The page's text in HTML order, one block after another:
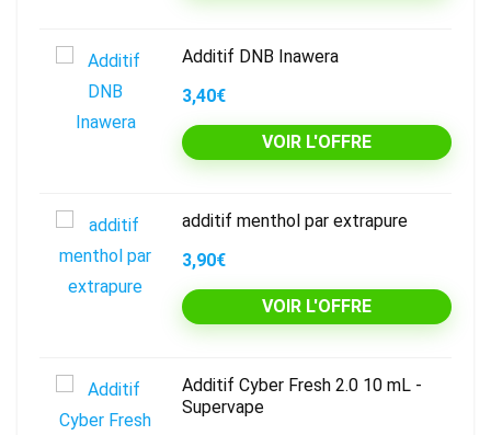
Additif DNB Inawera
3,40€
VOIR L'OFFRE
additif menthol par extrapure
3,90€
VOIR L'OFFRE
Additif Cyber Fresh 2.0 10 mL -
Supervape